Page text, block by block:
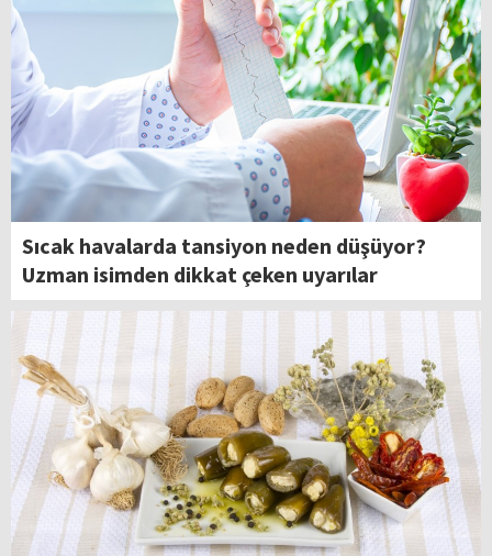
Sıcak havalarda tansiyon neden düşüyor?
Uzman isimden dikkat çeken uyarılar